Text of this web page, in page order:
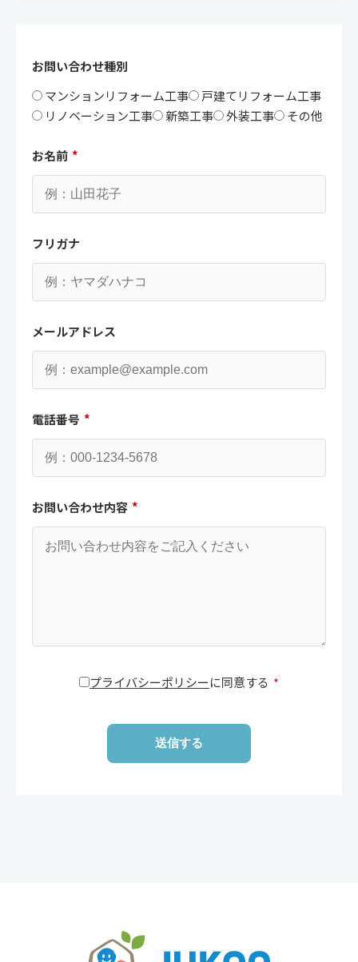
お問い合わせ種別
マンションリフォーム工事
戸建てリフォーム工事
リノベーション工事
新築工事 外装工事 その他
お名前 *
フリガナ
メールアドレス
電話番号 *
お問い合わせ内容 *
プライバシーポリシーに同意する *
送信する